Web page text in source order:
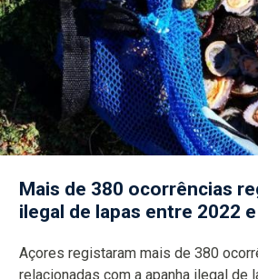
Mais de 380 ocorrências
ilegal de lapas entre 2022
Açores registaram mais de 380 ocorrências e
relacionadas com a apanha ilegal de lapas